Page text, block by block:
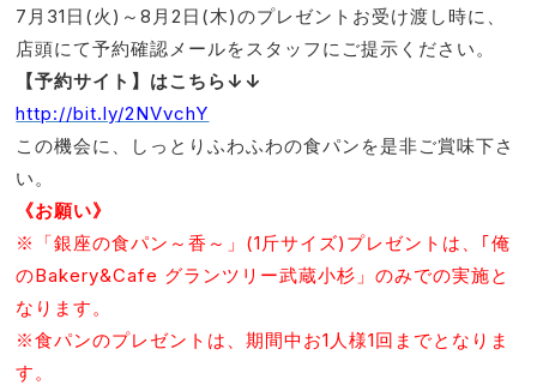
7月31日(火)～8月2日(木)のプレゼントお受け渡し時に、
店頭にて予約確認メールをスタッフにご提示ください。
【予約サイト】はこちら↓↓
http://bit.ly/2NVvchY
この機会に、しっとりふわふわの食パンを是非ご賞味下さ
い。
《お願い》
※「銀座の食パン～香～」(1斤サイズ)プレゼントは、｢俺
のBakery&Cafe グランツリー武蔵小杉」のみでの実施と
なります。
※食パンのプレゼントは、期間中お1人様1回までとなりま
す。